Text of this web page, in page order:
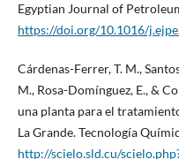
Egyptian Journal of
https://doi.org/10.1016/
Cárdenas-Ferrer, T. M.,
M., Rosa-Domínguez, E., &
una planta para el
La Grande. Tecnología
http://scielo.sld.cu/